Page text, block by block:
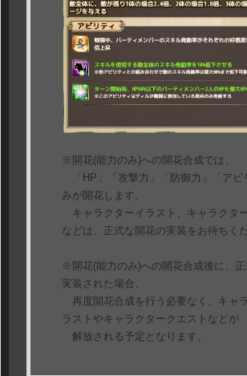
※開花(能力のみ)への開花合成では、
「HP」「攻撃力」「防御力」「アビ
みが開花します。
キャラクターイラスト、キャラクタ
などは、正式な開花の実装をお待ちくだ
※開花(能力のみ)への開花合成後に、
実装された場合、
再度開花合成を行う必要なく、キャ
ラストやキャラクタークエストなどが
解放される予定となります。